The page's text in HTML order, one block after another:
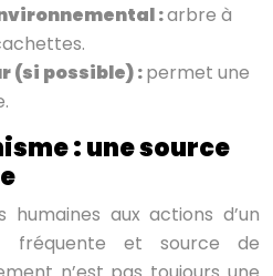
:arbre à
(si possible) :permet une
: une source
aux actions d’un
et source de